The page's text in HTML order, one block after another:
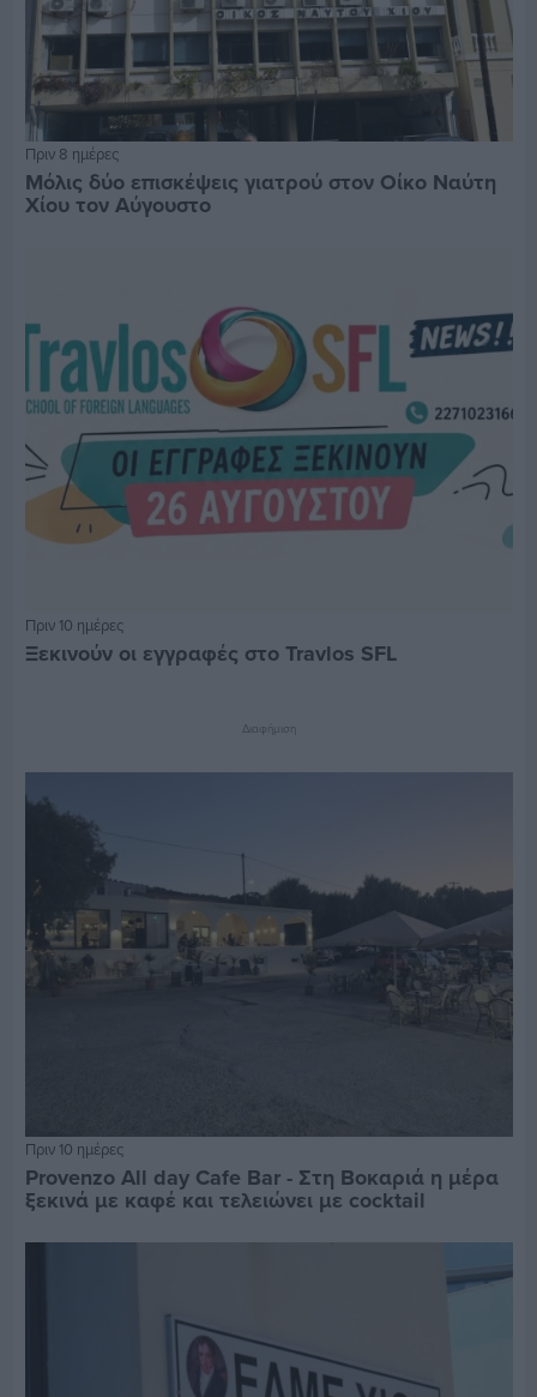
Πριν 8 ημέρες
Μόλις δύο επισκέψεις γιατρού στον Οίκο Ναύτη
Χίου τον Αύγουστο
Πριν 10 ημέρες
Ξεκινούν οι εγγραφές στο Travlos SFL
Διαφήμιση
Πριν 10 ημέρες
Provenzo All day Cafe Bar - Στη Βοκαριά η μέρα
ξεκινά με καφέ και τελειώνει με cocktail